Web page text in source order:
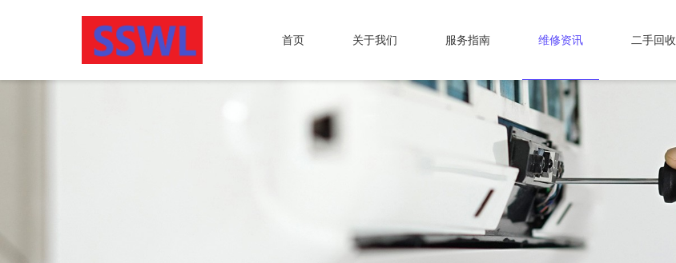
首页 关于我们 服务指南 维修资讯 二手回收